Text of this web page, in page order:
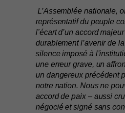
L’Assemblée nationale,
représentatif du peuple
l’écart d’un accord
durablement l’avenir de
silence imposé à
une erreur grave, un
un dangereux précédent
notre nation. Nous ne
accord de paix – aussi
négocié et signé sans